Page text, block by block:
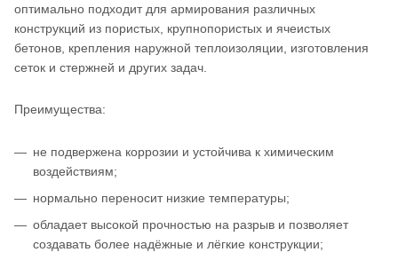
оптимально подходит для армирования различных
конструкций из пористых, крупнопористых и ячеистых
бетонов, крепления наружной теплоизоляции, изготовления
сеток и стержней и других задач.
Преимущества:
не подвержена коррозии и устойчива к химическим
воздействиям;
нормально переносит низкие температуры;
обладает высокой прочностью на разрыв и позволяет
создавать более надёжные и лёгкие конструкции;